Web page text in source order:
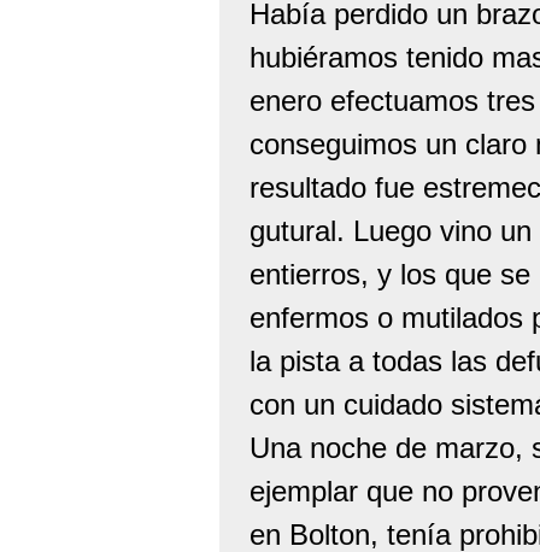
Había perdido un
hubiéramos tenido
enero efectuamos
conseguimos un
resultado fue
gutural. Luego vino
entierros, y los que
enfermos o mutilados
la pista a todas las
con un cuidado
Una noche de marzo,
ejemplar que no
en Bolton, tenía